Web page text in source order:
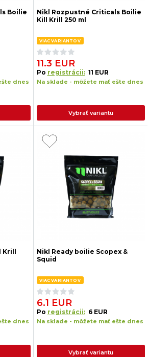
Boilie
dnes
Nikl Rozpustné Criticals Boilie
Kill Krill 250 ml
VIAC VARIANTOV
11.3 EUR
Po registrácii: 11 EUR
Na sklade - môžete mať ešte dnes
Vybrať variantu
dnes
Nikl Ready boilie Scopex &
Squid
VIAC VARIANTOV
6.1 EUR
Po registrácii: 6 EUR
Na sklade - môžete mať ešte dnes
Vybrať variantu